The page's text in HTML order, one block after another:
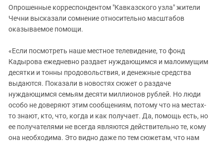
Опрошенные корреспондентом "Кавказского узла" жители
Чечни высказали сомнение относительно масштабов
оказываемое помощи.
«Если посмотреть наше местное телевидение, то фонд
Кадырова ежедневно раздает нуждающимся и малоимущим
десятки и тонны продовольствия, и денежные средства
выдаются. Показали в новостях сюжет о раздаче
нуждающимся семьям десяти миллионов рублей. Но люди
особо не доверяют этим сообщениям, потому что на местах-
то знают, кто, что, когда и как получает. Да, помощь есть, но
ее получателями не всегда являются действительно те, кому
она необходима. Это видно даже по тем сюжетам, что нам